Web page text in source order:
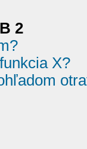
2
X?